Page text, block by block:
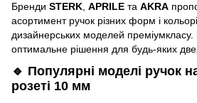
Бренди STERK APRILE та AKRA
асортимент ручок різних форм і
дизайнерських моделей преміумкласу.
оптимальне рішення для будь-яких
🔹 Популярні моделі ручок
розеті 10 мм